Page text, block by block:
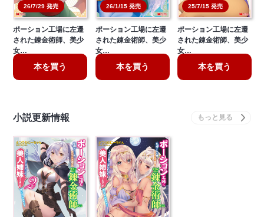
26/7/29 発売
ポーション工場に左遷
された錬金術師、美少
女…
本を買う
26/1/15 発売
ポーション工場に左遷
された錬金術師、美少
女…
本を買う
25/7/15 発売
ポーション工場に左遷
された錬金術師、美少
女…
本を買う
小説更新情報